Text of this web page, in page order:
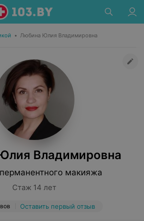
• Любина Юлия Владимировна
Владимировна
макияжа
Стаж 14 лет
Оставить первый отзыв